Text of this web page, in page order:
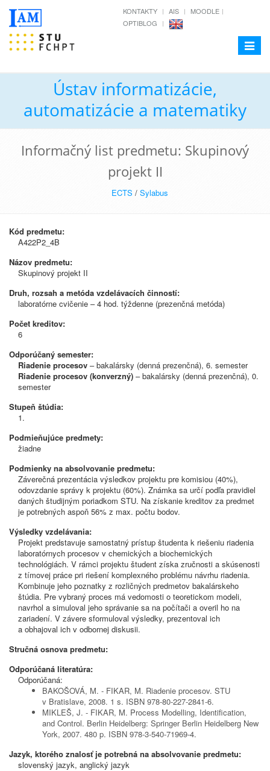
KONTAKTY AIS
MOODLE
OPTIBLOG
Toggle
Ústav informatizácie,
automatizácie a matematiky
Informačný list predmetu: Skupinový
projekt II
ECTS / Sylabus
Kód predmetu:
A422P2_4B
Názov predmetu:
Skupinový projekt II
Druh, rozsah a metóda vzdelávacích činností:
laboratórne cvičenie – 4 hod. týždenne (prezenčná metóda)
Počet kreditov:
6
Odporúčaný semester:
Riadenie procesov – bakalársky (denná prezenčná), 6. semester
Riadenie procesov (konverzný) – bakalársky (denná prezenčná), 0.
semester
Stupeň štúdia:
1.
Podmieňujúce predmety:
žiadne
Podmienky na absolvovanie predmetu:
Záverečná prezentácia výsledkov projektu pre komisiou (40%),
odovzdanie správy k projektu (60%). Známka sa určí podľa pravidiel
daných študijným poriadkom STU. Na získanie kreditov za predmet
je potrebných aspoň 56% z max. počtu bodov.
Výsledky vzdelávania:
Projekt predstavuje samostatný prístup študenta k riešeniu riadenia
laboratórnych procesov v chemických a biochemických
technológiách. V rámci projektu študent získa zručnosti a skúsenosti
z tímovej práce pri riešení komplexného problému návrhu riadenia.
Kombinuje jeho poznatky z rozličných predmetov bakalárskeho
štúdia. Pre vybraný proces má vedomosti o teoretickom modeli,
navrhol a simuloval jeho správanie sa na počítači a overil ho na
zariadení. V závere sformuloval výsledky, prezentoval ich
a obhajoval ich v odbornej diskusii.
Stručná osnova predmetu:
Odporúčaná literatúra:
Odporúčaná:
BAKOŠOVÁ, M. - FIKAR, M. Riadenie procesov. STU
v Bratislave, 2008. 1 s. ISBN 978-80-227-2841-6.
MIKLEŠ, J. - FIKAR, M. Process Modelling, Identification,
and Control. Berlin Heidelberg: Springer Berlin Heidelberg New
York, 2007. 480 p. ISBN 978-3-540-71969-4.
Jazyk, ktorého znalosť je potrebná na absolvovanie predmetu:
slovenský jazyk, anglický jazyk